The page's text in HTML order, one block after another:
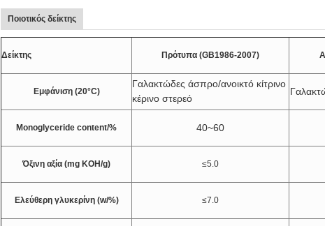
Ποιοτικός δείκτης
Δείκτης Πρότυπα (GB1986-2007)
Εμφάνιση (20°C)
Γαλακτώδες άσπρο/ανοικτό κίτρινο
κέρινο στερεό
Monoglyceride content/% 40~60
Όξινη αξία (mg KOH/g) ≤5.0
Ελεύθερη γλυκερίνη (w/%) ≤7.0